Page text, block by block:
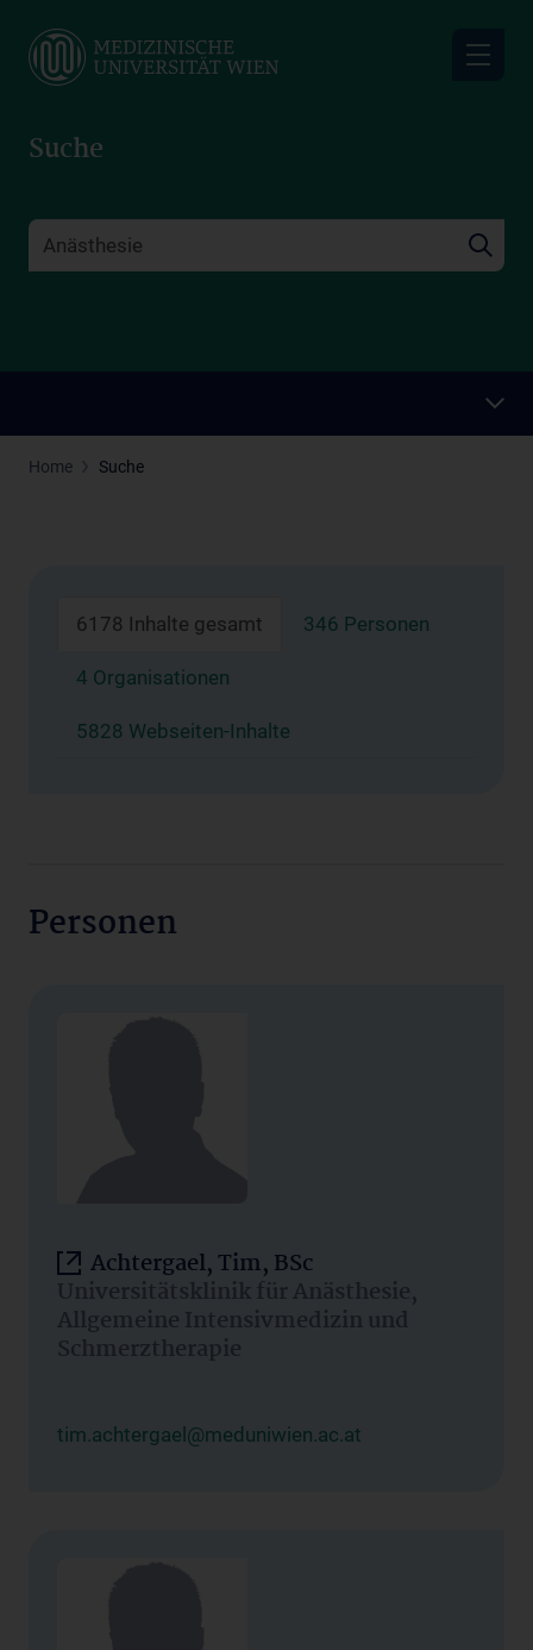
main
Suche
Home Suche
6178 Inhalte gesamt 346 Personen
4 Organisationen
5828 Webseiten-Inhalte
Personen
Achtergael, Tim, BSc
Universitätsklinik für Anästhesie,
Allgemeine Intensivmedizin und
Schmerztherapie
tim.achtergael@meduniwien.ac.at